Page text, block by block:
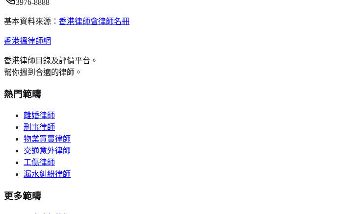
3976-8888
基本資料來源： 香港律師會律師名冊
香港搵律師網
香港律師目錄及評價平台。
幫你搵到合適的律師。
熱門範疇
離婚律師
刑事律師
物業買賣律師
交通意外律師
工傷律師
漏水糾紛律師
更多範疇